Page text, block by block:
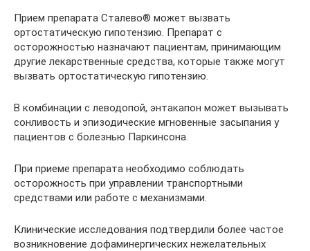
Прием препарата Сталево® может вызвать
ортостатическую гипотензию. Препарат с
осторожностью назначают пациентам, принимающим
другие лекарственные средства, которые также могут
вызвать ортостатическую гипотензию.
В комбинации с леводопой, энтакапон может вызывать
сонливость и эпизодические мгновенные засыпания у
пациентов с болезнью Паркинсона.
При приеме препарата необходимо соблюдать
осторожность при управлении транспортными
средствами или работе с механизмами.
Клинические исследования подтвердили более частое
возникновение дофаминергических нежелательных